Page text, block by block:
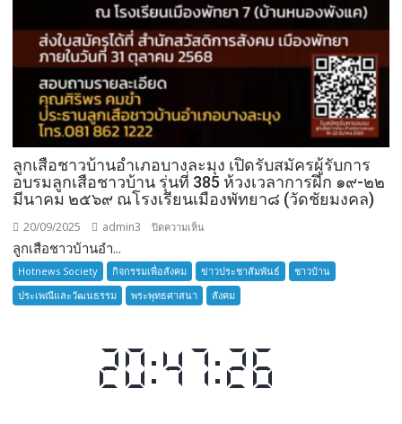
ลูกเสือชาวบ้านอำเภอบางละมุง เปิดรับสมัครผู้รับการ
อบรมลูกเสือชาวบ้าน รุ่นที่ 385 ห้วงเวลาการฝึก ๑๙-๒๒
มีนาคม ๒๕๖๙ ณโรงเรียนเมืองพัทยา๘ (วัดชัยมงคล)
20/09/2025 admin3 ปิดความเห็น
เสือ
ชาว
บ้าน
เปิด
รับ
ลูกเสือชาวบ้านอำ...
Hotnews Society กิจกรรมเพื่อสังคม ข่าวประชาสัมพันธ์
ชาวบ้าน
ประเพณีและวัฒนธรรม
พระพุทธศาสนา สังคม